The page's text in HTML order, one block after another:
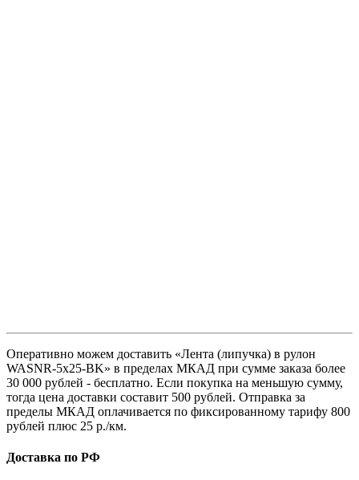
Оперативно можем доставить «Лента (липучка) в рулон
WASNR-5x25-BK» в пределах МКАД при сумме заказа более
30 000 рублей - бесплатно. Если покупка на меньшую сумму,
тогда цена доставки составит 500 рублей. Отправка за
пределы МКАД оплачивается по фиксированному тарифу 800
рублей плюс 25 р./км.
Доставка по РФ